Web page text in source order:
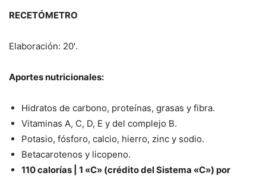
RECETÓMETRO
Elaboración: 20′.
Aportes nutricionales:
Hidratos de carbono, proteínas, grasas y fibra.
Vitaminas A, C, D, E y del complejo B.
Potasio, fósforo, calcio, hierro, zinc y sodio.
Betacarotenos y licopeno.
110 calorías | 1 «C» (crédito del Sistema «C») por